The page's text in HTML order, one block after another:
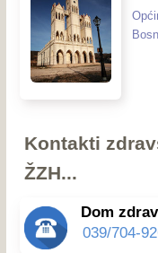
Kontakti
ŽZH...
Dom
039/704-